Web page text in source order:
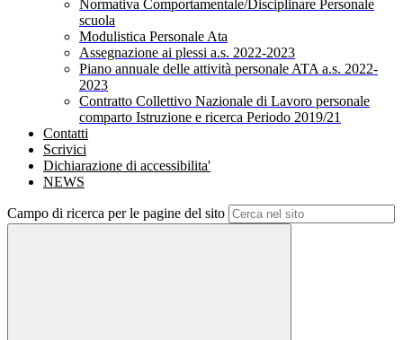
Normativa Comportamentale/Disciplinare Personale
scuola
Modulistica Personale Ata
Assegnazione ai plessi a.s. 2022-2023
Piano annuale delle attività personale ATA a.s. 2022-
2023
Contratto Collettivo Nazionale di Lavoro personale
comparto Istruzione e ricerca Periodo 2019/21
Contatti
Scrivici
Dichiarazione di accessibilita'
NEWS
Campo di ricerca per le pagine del sito